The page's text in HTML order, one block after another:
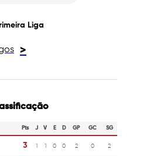
Liga
>
Pts J V E D GP GC SG
3 1 1 0 0 2 0 2